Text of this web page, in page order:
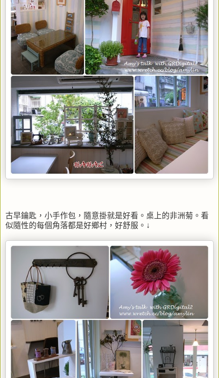
古早鑰匙，小手作包，隨意掛就是好看。桌上的非洲菊。看
似隨性的每個角落都是好鄉村，好舒服。↓